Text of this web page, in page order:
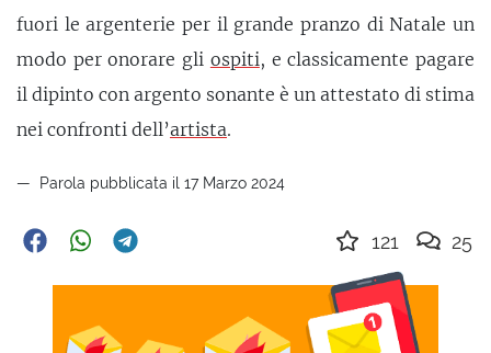
fuori le argenterie per il grande pranzo di Natale un
modo per onorare gli ospiti, e classicamente pagare
il dipinto con argento sonante è un attestato di stima
nei confronti dell’artista.
Parola pubblicata il 17 Marzo 2024
121 25